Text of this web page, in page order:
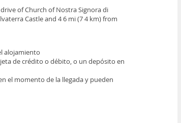
of Church of Nostra Signora di
Castle and 4 6 mi (7 4 km) from
alojamiento
de crédito o débito, o un depósito en
el momento de la llegada y pueden